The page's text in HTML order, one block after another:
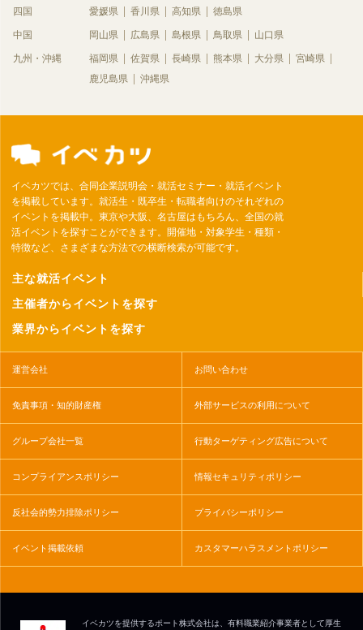
四国 愛媛県 香川県 高知県 徳島県
中国 岡山県 広島県 島根県 鳥取県 山口県
九州・沖縄 福岡県 佐賀県 長崎県 熊本県 大分県
宮崎県
鹿児島県
沖縄県
イベカツでは、合同企業説明会・就活セミナー・就活イベント
を掲載しています。就活生・既卒生・転職者向けのそれぞれの
イベントを掲載中。東京や大阪、名古屋はもちろん、全国の就
活イベントを探すことができます。開催地・対象学生・種類・
特徴など、さまざまな方法での横断検索が可能です。
主な就活イベント
主催者からイベントを探す
業界からイベントを探す
運営会社 お問い合わせ
免責事項・知的財産権 外部サービスの利用について
グループ会社一覧 行動ターゲティング広告について
コンプライアンスポリシー 情報セキュリティポリシー
反社会的勢力排除ポリシー プライバシーポリシー
イベント掲載依頼 カスタマーハラスメントポリシー